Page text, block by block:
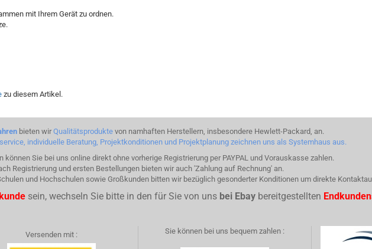
mit Ihrem Gerät zu ordnen.
zu diesem Artikel.
bieten wir Qualitätsproduktevon namhaften Herstellern, insbesondere Hewlett-Packard, an.
individuelle Beratung, Projektkonditionen und Projektplanung zeichnen uns als Systemhaus aus.
können Sie bei uns online direkt ohne vorherige Registrierung per PAYPAL und Vorauskasse zahlen.
Registrierung und ersten Bestellungen bieten wir auch 'Zahlung auf Rechnung' an.
und Hochschulen sowie Großkunden bitten wir bezüglich gesonderter Konditionen um direkte
sein, wechseln Sie bitte in den für Sie von uns bei Ebaybereitgestellten
Versenden mit : Sie können bei uns bequem zahlen :